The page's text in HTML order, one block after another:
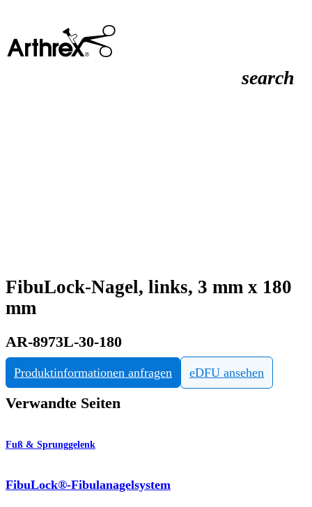
search
FibuLock-Nagel, links, 3 mm x 180
mm
AR-8973L-30-180
Produktinformationen anfragen eDFU ansehen
Verwandte Seiten
Fuß & Sprunggelenk
FibuLock®-Fibulanagelsystem